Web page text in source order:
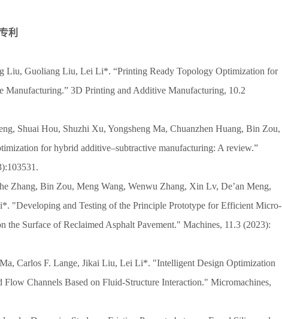
利
Liu, Guoliang Liu, Lei Li*. “Printing Ready Topology Optimization for
Manufacturing.” 3D Printing and Additive Manufacturing, 10.2
Shuai Hou, Shuzhi Xu, Yongsheng Ma, Chuanzhen Huang, Bin Zou,
for hybrid additive–subtractive manufacturing: A review.”
Zhang, Bin Zou, Meng Wang, Wenwu Zhang, Xin Lv, De’an Meng,
"Developing and Testing of the Principle Prototype for Efficient Micro-
the Surface of Reclaimed Asphalt Pavement." Machines, 11.3 (2023):
Carlos F. Lange, Jikai Liu, Lei Li*. "Intelligent Design Optimization
Channels Based on Fluid-Structure Interaction." Micromachines,